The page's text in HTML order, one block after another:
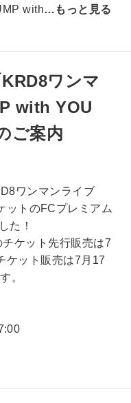
with…もっと見る
ワンマ
with YOU
ご案内
ワンマンライブ
ットのFCプレミアム
た！
ケット先行販売は7
ケット販売は7月17
。